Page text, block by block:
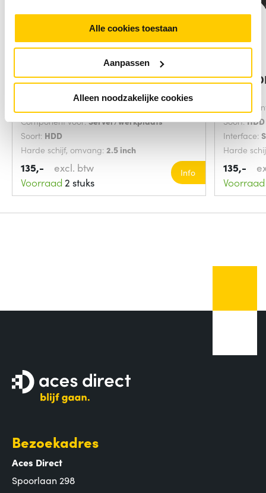
Alle cookies toestaan
Aanpassen
Alleen noodzakelijke cookies
DELL 3NKW7 interne harde schijf
Component voor:Server/werkplaats
Soort: HDD
Harde schijf, omvang: 2.5 inch
135,-
excl. btw
Voorraad 2 stuks
Info
DELL
Soort:HDD
Interface:
Harde
135,-
Voorraad
Bezoekadres
Aces Direct
Spoorlaan 298